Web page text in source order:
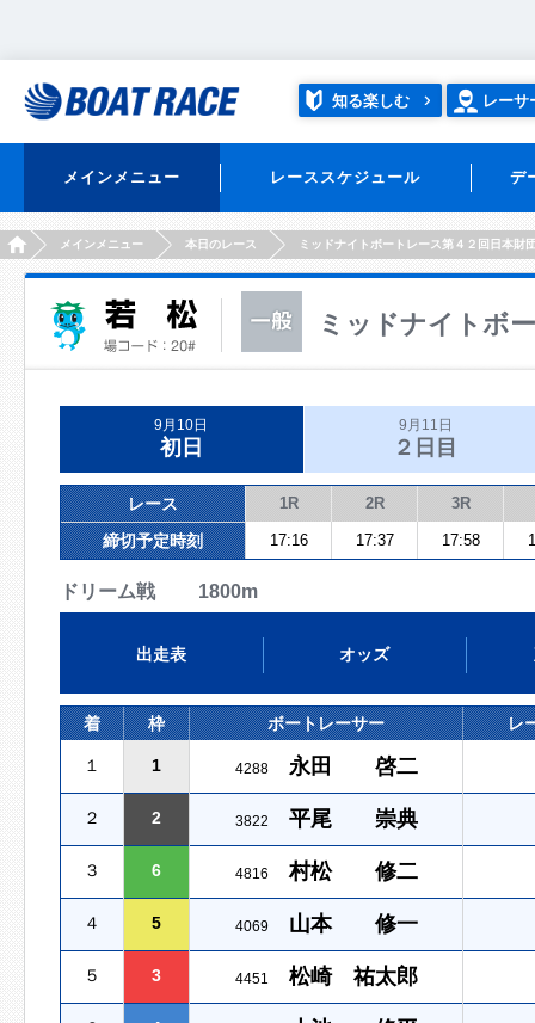
知る楽しむ レーサ
メインメニュー レーススケジュール デ
HOMEメインメニュー 本日のレース ミッドナイトボートレース第４２回日本財
ミッドナイトボ
9月10日
初日
9月11日
２日目
レース 1R 2R 3R
締切予定時刻 17:16 17:37 17:58
ドリーム戦 1800m
出走表 オッズ
着 枠 ボートレーサー レ
１ 1 4288 永田 啓二
２ 2 3822 平尾 崇典
３ 6 4816 村松 修二
４ 5 4069 山本 修一
５ 3 4451 松崎 祐太郎